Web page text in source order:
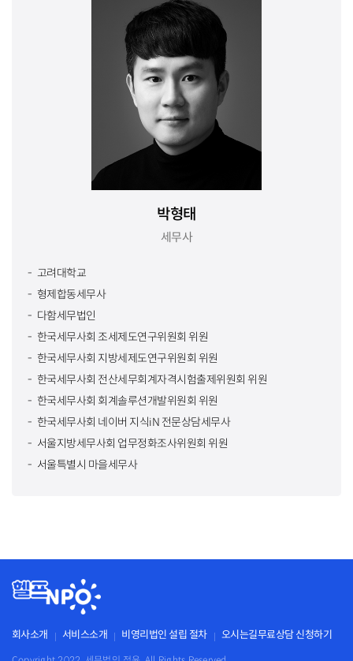
박형태
세무사
고려대학교
형제합동세무사
다함세무법인
한국세무사회 조세제도연구위원회 위원
한국세무사회 지방세제도연구위원회 위원
한국세무사회 전산세무회계자격시험출제위원회 위원
한국세무사회 회계솔루션개발위원회 위원
한국세무사회 네이버 지식iN 전문상담세무사
서울지방세무사회 업무정화조사위원회 위원
서울특별시 마을세무사
회사소개 서비스소개 비영리법인 설립 절차 오시는길무료상담 신청하기